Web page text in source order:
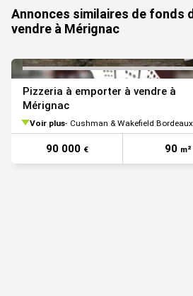
Annonces similaires de fonds
vendre à Mérignac
Pizzeria à emporter à vendre à
Mérignac
Voir plus Cushman & Wakefield Bordeaux
90 000 € 90 m²